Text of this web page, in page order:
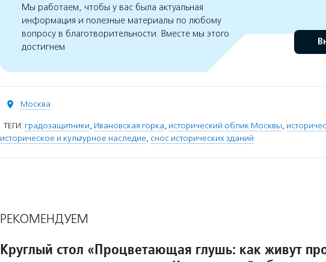
Мы работаем, чтобы у вас была актуальная
информация и полезные материалы по любому
вопросу в благотворительности. Вместе мы этого
достигнем
Москва
ТЕГИ: градозащитники, Ивановская горка, исторический облик Москвы,
историческое и культурное наследие, снос исторических зданий
РЕКОМЕНДУЕМ
Круглый стол «Процветающая глушь: как живут